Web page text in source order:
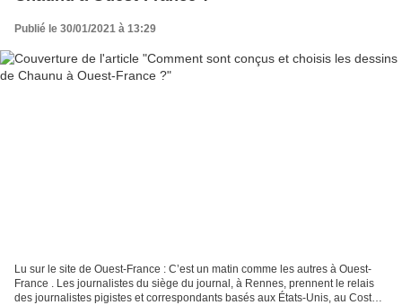
Publié le 30/01/2021 à 13:29
Lu sur le site de Ouest-France : C’est un matin comme les autres à Ouest-
France . Les journalistes du siège du journal, à Rennes, prennent le relais
des journalistes pigistes et correspondants basés aux États-Unis, au Costa